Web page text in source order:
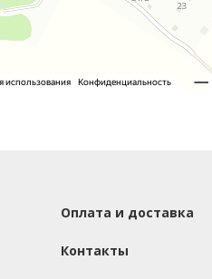
Оплата и доставка
Контакты